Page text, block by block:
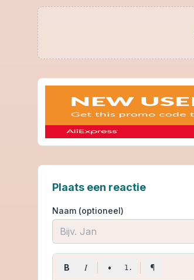
Plaats een reactie
Naam (optioneel)
B I • 1. ¶